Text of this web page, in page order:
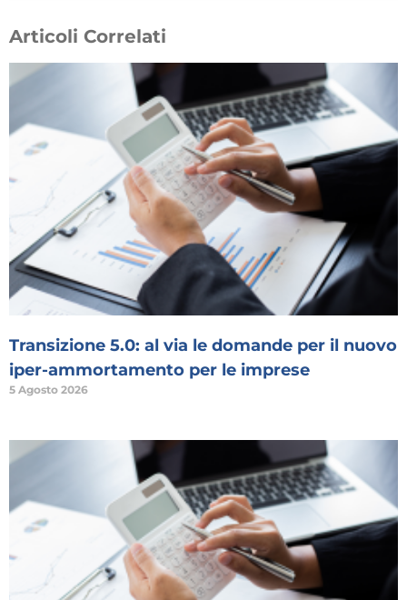
Articoli Correlati
Transizione 5.0: al via le domande per il nuovo
iper-ammortamento per le imprese
5 Agosto 2026